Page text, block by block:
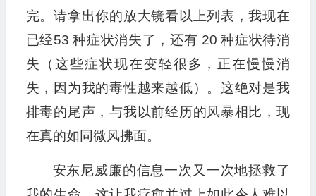
完。请拿出你的放大镜看以上列表，我现在
已经53 种症状消失了，还有 20 种症状待消
失（这些症状现在变轻很多，正在慢慢消
失，因为我的毒性越来越低）。这绝对是我
排毒的尾声，与我以前经历的风暴相比，现
在真的如同微风拂面。
安东尼威廉的信息一次又一次地拯救了